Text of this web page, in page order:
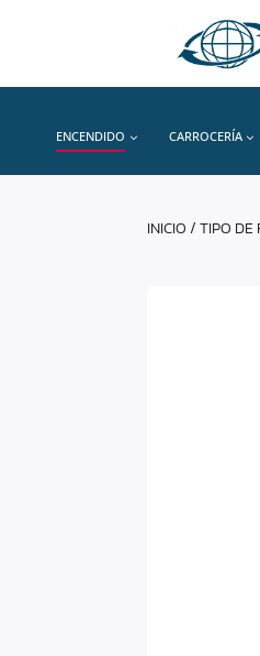
ENCENDIDO CARROCERÍA
INICIO/TIPO DE